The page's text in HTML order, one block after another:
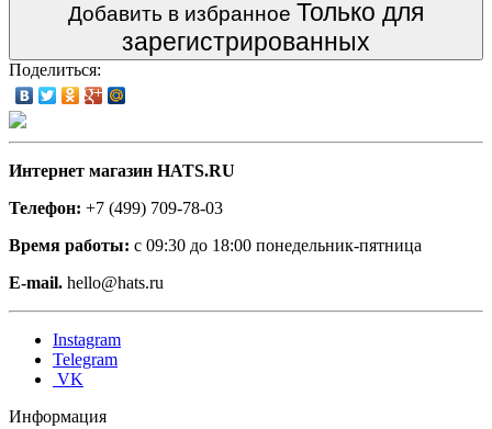
Добавить в избранное Только для
зарегистрированных
Поделиться:
Интернет магазин HATS.RU
Телефон: +7 (499) 709-78-03
Время работы: с 09:30 до 18:00 понедельник-пятница
E-mail. hello@hats.ru
Instagram
Telegram
VK
Информация